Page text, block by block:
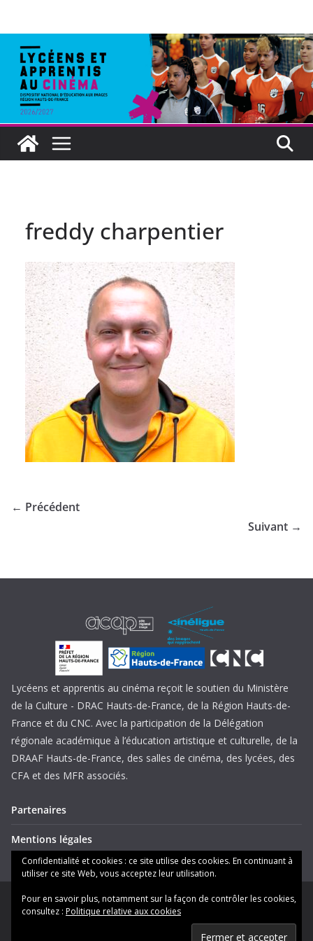
freddy charpentier
← Précédent
Suivant →
Lycéens et apprentis au cinéma reçoit le soutien du Ministère
de la Culture - DRAC Hauts-de-France, de la Région Hauts-de-
France et du CNC. Avec la participation de la Délégation
régionale académique à l’éducation artistique et culturelle, de la
DRAAF Hauts-de-France, des salles de cinéma, des lycées, des
CFA et des MFR associés.
Partenaires
Mentions légales
Copyright © 2026 Lycéens et apprentis au cinéma Hauts-de-
. Tous droits réservés.
Confidentialité et cookies : ce site utilise des cookies. En continuant à
utiliser ce site Web, vous acceptez leur utilisation.
Pour en savoir plus, notamment sur la façon de contrôler les cookies,
consultez : Politique relative aux cookies